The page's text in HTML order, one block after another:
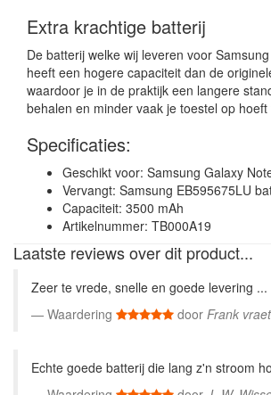
Extra krachtige batterij
De batterij welke wij leveren voor
heeft een hogere capaciteit dan de
waardoor je in de praktijk een langere
behalen en minder vaak je toestel op hoeft
Specificaties:
Geschikt voor: Samsung Galaxy
Vervangt: Samsung EB595675LU
Capaciteit: 3500 mAh
Artikelnummer: TB000A19
Laatste reviews over dit product...
Zeer te vrede, snelle en goede levering ...
Waardering
door Frank
Echte goede batterij die lang z'n stroom